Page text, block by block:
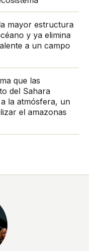
mayor estructura
y ya elimina
a un campo
que las
del Sahara
la atmósfera, un
el amazonas